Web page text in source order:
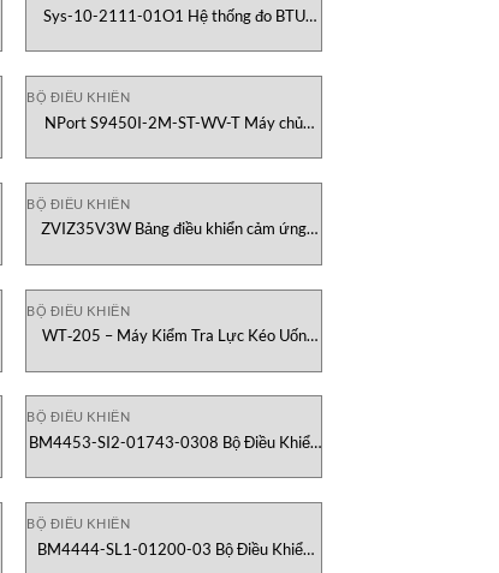
Sys-10-2111-01O1 Hệ thống đo BTU
BỘ ĐIỀU KHIỂN
NPort S9450I-2M-ST-WV-T Máy chủ
BỘ ĐIỀU KHIỂN
ZVIZ35V3W Bảng điều khiển cảm ứng
BỘ ĐIỀU KHIỂN
WT‑205 – Máy Kiểm Tra Lực Kéo Uốn
BỘ ĐIỀU KHIỂN
BM4453-SI2-01743-0308 Bộ Điều Khiển
BỘ ĐIỀU KHIỂN
BM4444-SL1-01200-03 Bộ Điều Khiển